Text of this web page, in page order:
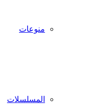
منوعات
المسلسلات